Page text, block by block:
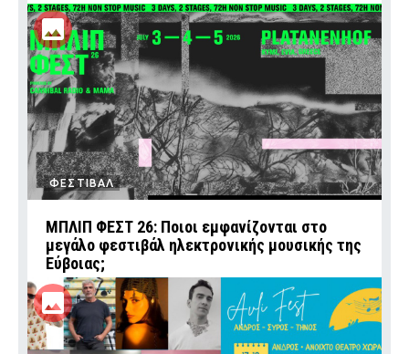
ΦΕΣΤΙΒΑΛ
ΜΠΛΙΠ ΦΕΣΤ 26: Ποιοι εμφανίζονται στο
μεγάλο φεστιβάλ ηλεκτρονικής μουσικής της
Εύβοιας;